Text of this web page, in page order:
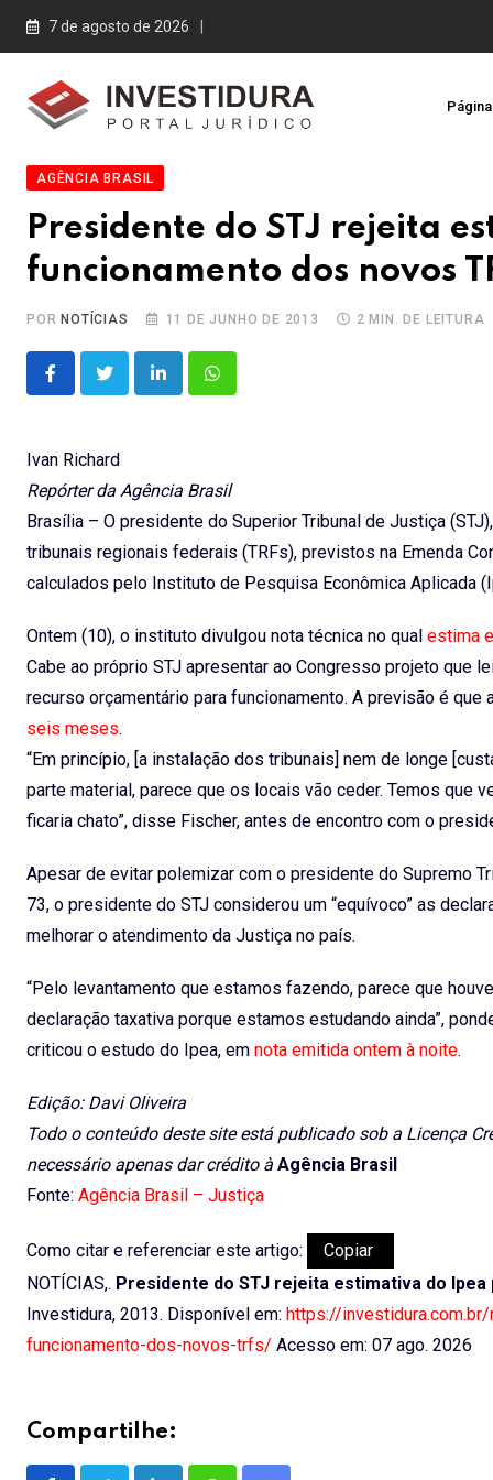
Skip
7 de agosto de 2026
AGÊNCIA BRASIL
Presidente do STJ rejeita
funcionamento dos novos
PORNOTÍCIAS 11 DE JUNHO DE 2013 2 MIN. DE LEITURA
LinkedInWhatsapp
Ivan Richard
Repórter da Agência Brasil
Brasília – O presidente do Superior Tribunal de Justiça
tribunais regionais federais (TRFs), previstos na Emenda
calculados pelo Instituto de Pesquisa Econômica Aplicada
Ontem (10), o instituto divulgou nota técnica no qual estima
Cabe ao próprio STJ apresentar ao Congresso projeto que
recurso orçamentário para funcionamento. A previsão é
seis meses.
“Em princípio, [a instalação dos tribunais] nem de longe
parte material, parece que os locais vão ceder. Temos que
ficaria chato”, disse Fischer, antes de encontro com o
Apesar de evitar polemizar com o presidente do Supremo
73, o presidente do STJ considerou um “equívoco” as
melhorar o atendimento da Justiça no país.
“Pelo levantamento que estamos fazendo, parece que
declaração taxativa porque estamos estudando ainda”,
criticou o estudo do Ipea, em nota emitida ontem à noite.
Edição: Davi Oliveira
Todo o conteúdo deste site está publicado sob a Licença
necessário apenas dar crédito à Agência Brasil
Fonte: Agência Brasil – Justiça
Como citar e referenciar este artigo:
Copiar
NOTÍCIAS,. Presidente do STJ rejeita estimativa do
Investidura, 2013. Disponível em: https://
funcionamento-dos-novos-trfs/ Acesso em: 07 ago. 2026
Compartilhe: